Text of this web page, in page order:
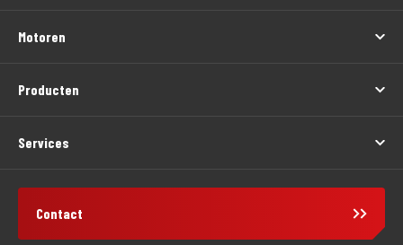
Motoren
Producten
Services
Contact